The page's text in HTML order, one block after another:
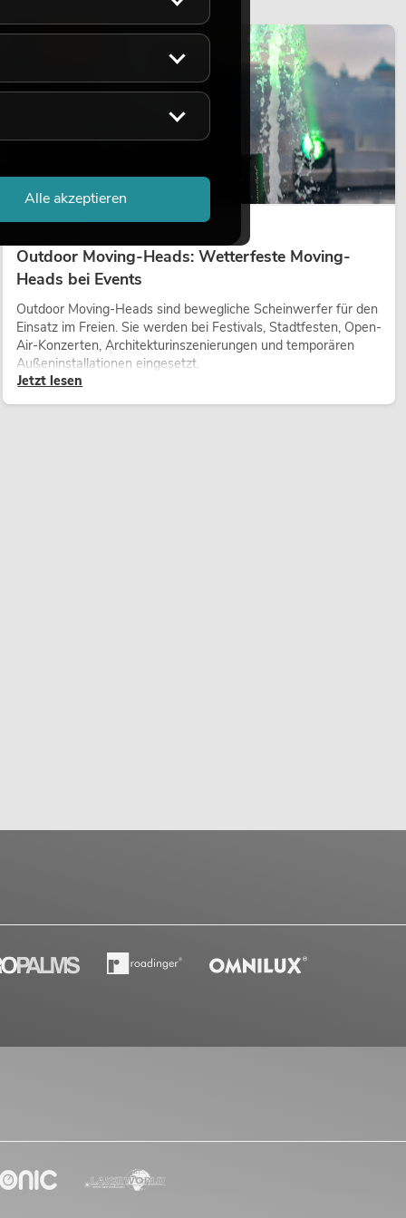
14.05.2026
Outdoor Moving-Heads: Wetterfeste Moving-
Heads bei Events
Outdoor Moving-Heads sind bewegliche Scheinwerfer für den
Einsatz im Freien. Sie werden bei Festivals, Stadtfesten, Open-
Air-Konzerten, Architekturinszenierungen und temporären
Außeninstallationen eingesetzt.
Jetzt lesen
Alle akzeptieren